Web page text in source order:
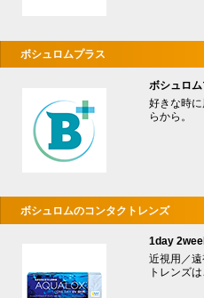
ボシュロムプラス
ボシュロ
好きな時
らから。
ボシュロムのコンタクトレンズ
1day
近視用／
トレンズ